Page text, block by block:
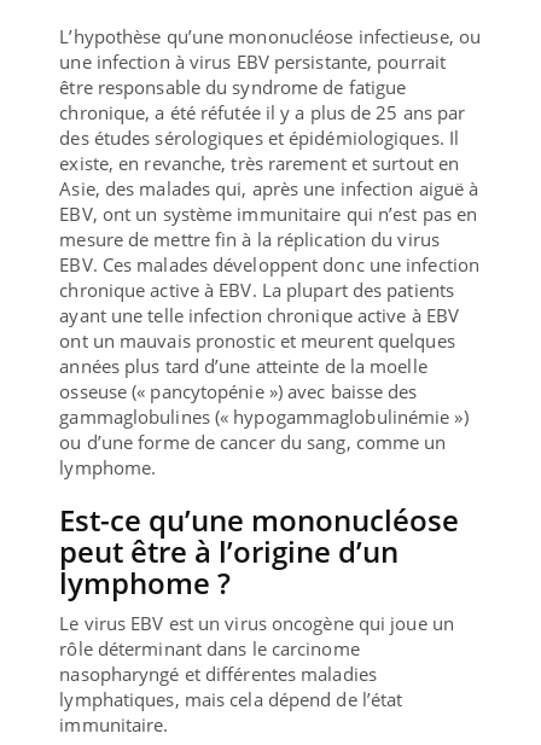
L’hypothèse qu’une mononucléose infectieuse, ou
une infection à virus EBV persistante, pourrait
être responsable du syndrome de fatigue
chronique, a été réfutée il y a plus de 25 ans par
des études sérologiques et épidémiologiques. Il
existe, en revanche, très rarement et surtout en
Asie, des malades qui, après une infection aiguë à
EBV, ont un système immunitaire qui n’est pas en
mesure de mettre fin à la réplication du virus
EBV. Ces malades développent donc une infection
chronique active à EBV. La plupart des patients
ayant une telle infection chronique active à EBV
ont un mauvais pronostic et meurent quelques
années plus tard d’une atteinte de la moelle
osseuse (« pancytopénie ») avec baisse des
gammaglobulines (« hypogammaglobulinémie »)
ou d’une forme de cancer du sang, comme un
lymphome.
Est-ce qu’une mononucléose
peut être à l’origine d’un
lymphome ?
Le virus EBV est un virus oncogène qui joue un
rôle déterminant dans le carcinome
nasopharyngé et différentes maladies
lymphatiques, mais cela dépend de l’état
immunitaire.